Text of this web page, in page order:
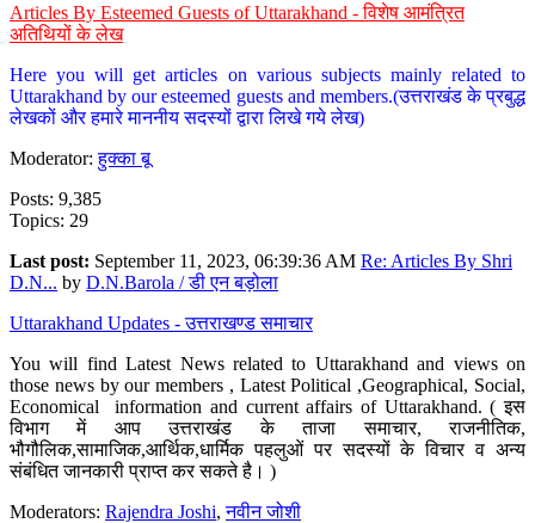
Articles By Esteemed Guests of Uttarakhand - विशेष आमंत्रित
अतिथियों के लेख
Here you will get articles on various subjects mainly related to
Uttarakhand by our esteemed guests and members.(उत्तराखंड के प्रबुद्ध
लेखकों और हमारे माननीय सदस्यों द्वारा लिखे गये लेख)
Moderator:हुक्का बू
Posts: 9,385
Topics: 29
Last post: September 11, 2023, 06:39:36 AM Re: Articles By Shri
D.N... by D.N.Barola / डी एन बड़ोला
Uttarakhand Updates - उत्तराखण्ड समाचार
You will find Latest News related to Uttarakhand and views on
those news by our members , Latest Political ,Geographical, Social,
Economical information and current affairs of Uttarakhand. ( इस
विभाग में आप उत्तराखंड के ताजा समाचार, राजनीतिक,
भौगौलिक,सामाजिक,आर्थिक,धार्मिक पहलुओं पर सदस्यों के विचार व अन्य
संबंधित जानकारी प्राप्त कर सकते है। )
Moderators: Rajendra Joshi,नवीन जोशी